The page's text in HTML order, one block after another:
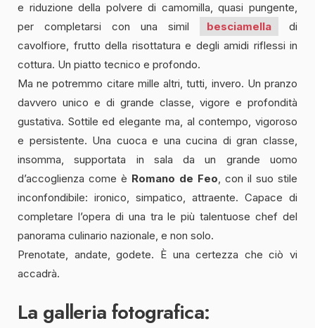
e riduzione della polvere di camomilla, quasi pungente,
per completarsi con una simil
besciamella
di
cavolfiore, frutto della risottatura e degli amidi riflessi in
cottura. Un piatto tecnico e profondo.
Ma ne potremmo citare mille altri, tutti, invero. Un pranzo
davvero unico e di grande classe, vigore e profondità
gustativa. Sottile ed elegante ma, al contempo, vigoroso
e persistente. Una cuoca e una cucina di gran classe,
insomma, supportata in sala da un grande uomo
d’accoglienza come è Romano de Feo, con il suo stile
inconfondibile: ironico, simpatico, attraente. Capace di
completare l’opera di una tra le più talentuose chef del
panorama culinario nazionale, e non solo.
Prenotate, andate, godete. È una certezza che ciò vi
accadrà.
La galleria fotografica: